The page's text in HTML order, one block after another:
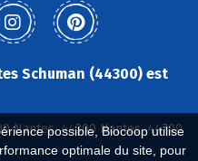
possible, Biocoop utilise
optimale du site, pour
Schuman (44300) est
Nantes, 44300 Nantes, 44700